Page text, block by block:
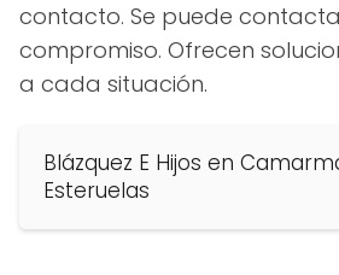
contacto. Se puede
compromiso. Ofrecen
a cada situación.
Blázquez E Hijos en
Esteruelas